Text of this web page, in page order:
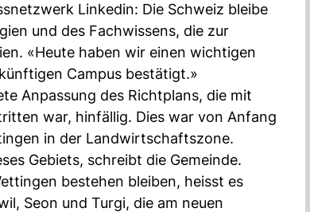
Linkedin: Die Schweiz bleibe
und des Fachwissens, die zur
«Heute haben wir einen wichtigen
Campus bestätigt.»
Anpassung des Richtplans, die mit
war, hinfällig. Dies war von Anfang
in der Landwirtschaftszone.
Gebiets, schreibt die Gemeinde.
bestehen bleiben, heisst es
Seon und Turgi, die am neuen